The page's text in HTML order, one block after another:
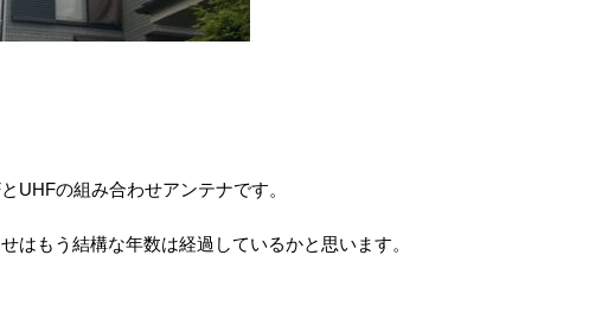
UHFの組み合わせアンテナです。
はもう結構な年数は経過しているかと思います。